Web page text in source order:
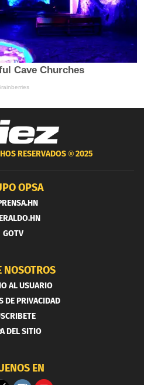
RESERVADOS ®2025
OPSA
GOTV
NOSOTROS
AL USUARIO
DE PRIVACIDAD
DEL SITIO
EN